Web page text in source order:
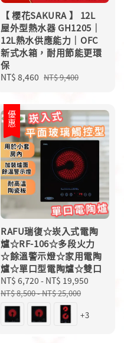
【 櫻花SAKURA 】 12L
屋外型熱水器 GH1205｜
12L熱水供應能力｜OFC
新式水箱，耐用節能更環
保
Sale
NT$ 8,460 Regular
NT$ 9,400
優惠
RAFU瑞復☆崁入式電陶
爐☆RF-106☆多段火力
☆餘溫警示燈☆家用電陶
爐☆單口型電陶爐☆雙口
Sale
price
NT$ 6,720 - NT$ 19,950
NT$ 8,500-NT$ 25,000
+3